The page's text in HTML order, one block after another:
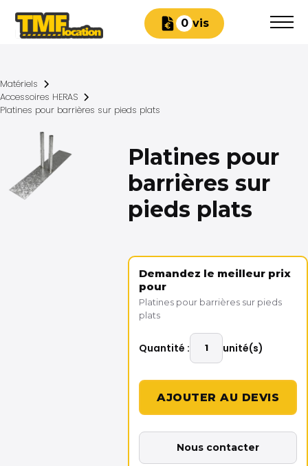
Devis
0
Matériels
Accessoires HERAS
Platines pour barrières sur pieds plats
Platines pour
barrières sur
pieds plats
Demandez le meilleur prix
pour
Platines pour barrières sur pieds
plats
Quantité : unité(s)
Nous contacter